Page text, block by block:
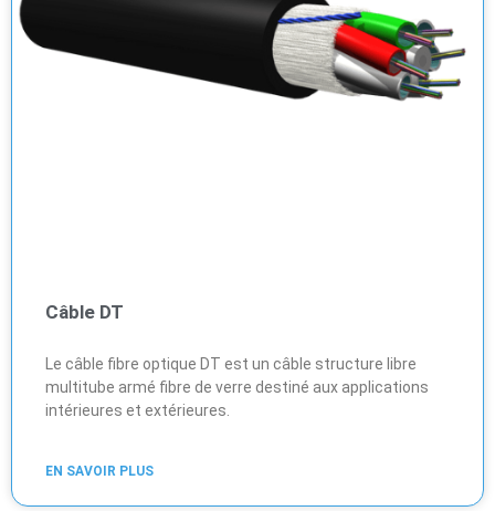
Câble DT
Le câble fibre optique DT est un câble structure libre
multitube armé fibre de verre destiné aux applications
intérieures et extérieures.
EN SAVOIR PLUS